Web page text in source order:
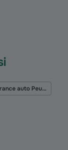
Assurance auto Peugeot